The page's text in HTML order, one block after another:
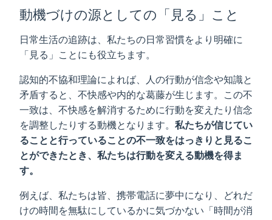
動機づけの源としての「見る」こと
日常生活の追跡は、私たちの日常習慣をより明確に
「見る」ことにも役立ちます。
認知的不協和理論によれば、人の行動が信念や知識と
矛盾すると、不快感や内的な葛藤が生じます。この不
一致は、不快感を解消するために行動を変えたり信念
を調整したりする動機となります。 私たちが信じてい
ることと行っていることの不一致をはっきりと見るこ
とができたとき、私たちは行動を変える動機を得ま
す。
例えば、私たちは皆、携帯電話に夢中になり、どれだ
けの時間を無駄にしているかに気づかない「時間が消